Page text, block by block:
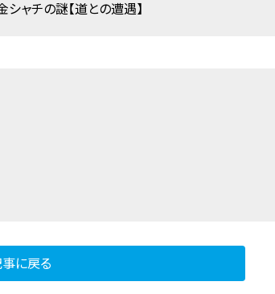
ャチの謎【道との遭遇】
に戻る